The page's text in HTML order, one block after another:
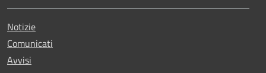
Notizie
Comunicati
Avvisi